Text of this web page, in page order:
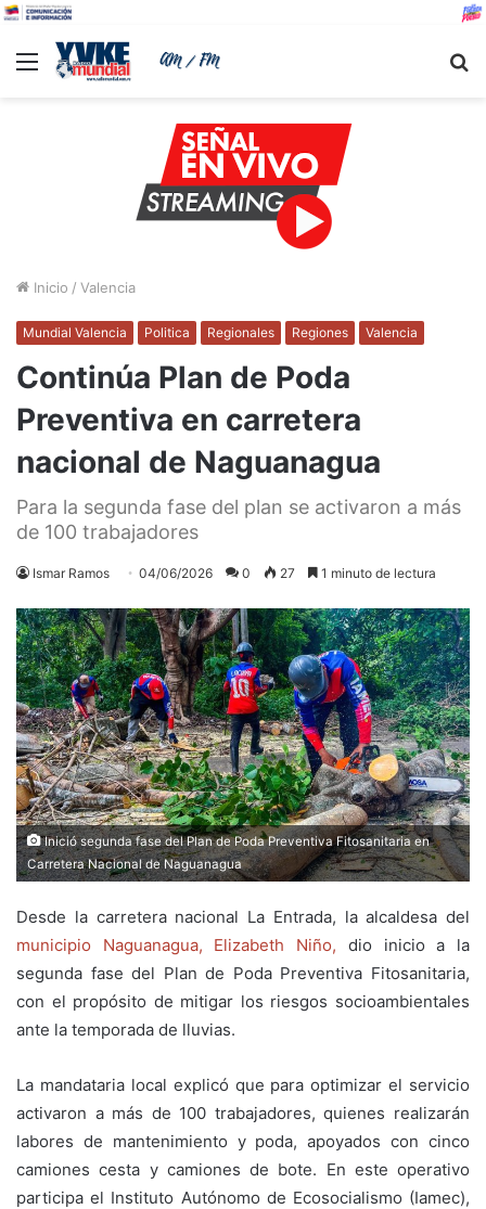
Menu
Inicio / Valencia
Mundial Valencia Politica Regionales Regiones Valencia
Continúa Plan de Poda
Preventiva en carretera
nacional de Naguanagua
Para la segunda fase del plan se activaron a más
de 100 trabajadores
Ismar Ramos 04/06/2026 0 27 1 minuto de lectura
Inició segunda fase del Plan de Poda Preventiva Fitosanitaria en
Carretera Nacional de Naguanagua
Desde la carretera nacional La Entrada, la alcaldesa del
municipio Naguanagua, Elizabeth Niño, dio inicio a la
segunda fase del Plan de Poda Preventiva Fitosanitaria,
con el propósito de mitigar los riesgos socioambientales
ante la temporada de lluvias.
La mandataria local explicó que para optimizar el servicio
activaron a más de 100 trabajadores, quienes realizarán
labores de mantenimiento y poda, apoyados con cinco
camiones cesta y camiones de bote. En este operativo
participa el Instituto Autónomo de Ecosocialismo (Iamec),